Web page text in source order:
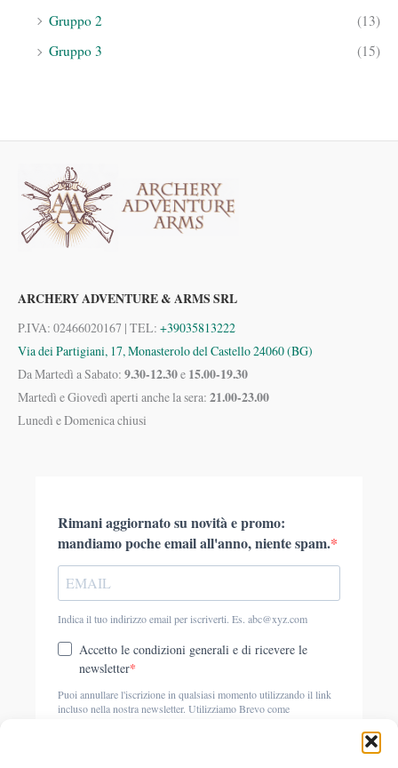
Gruppo 2
(13)
Gruppo 3
(15)
ARCHERY ADVENTURE & ARMS SRL
P.IVA: 02466020167 | TEL: +39035813222
Via dei Partigiani, 17, Monasterolo del Castello 24060 (BG)
Da Martedì a Sabato: 9.30-12.30e 15.00-19.30
Martedì e Giovedì aperti anche la sera: 21.00-23.00
Lunedì e Domenica chiusi